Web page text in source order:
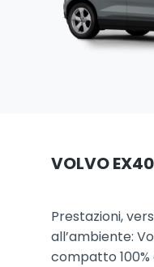
VOLVO EX40
Prestazioni,
all’ambiente:
compatto